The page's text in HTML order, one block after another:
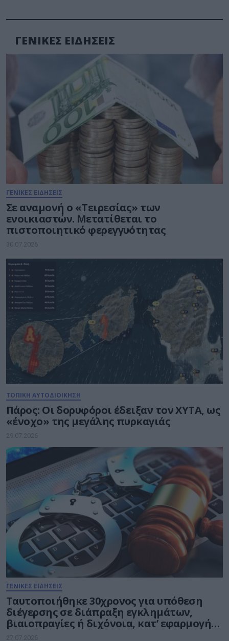
ΓΕΝΙΚΕΣ ΕΙΔΗΣΕΙΣ
ΓΕΝΙΚΕΣ ΕΙΔΗΣΕΙΣ
Σε αναμονή ο «Τειρεσίας» των
ενοικιαστών. Μετατίθεται το
πιστοποιητικό φερεγγυότητας
30.07.2026
ΤΟΠΙΚΗ ΑΥΤΟΔΙΟΙΚΗΣΗ
Πάρος: Οι δορυφόροι έδειξαν τον ΧΥΤΑ, ως
«ένοχο» της μεγάλης πυρκαγιάς
29.07.2026
ΓΕΝΙΚΕΣ ΕΙΔΗΣΕΙΣ
Ταυτοποιήθηκε 30χρονος για υπόθεση
διέγερσης σε διάπραξη εγκλημάτων,
βιαιοπραγίες ή διχόνοια, κατ’ εφαρμογή
της Ευρωπαϊκής Πράξης για τις Ψηφιακές
27.07.2026